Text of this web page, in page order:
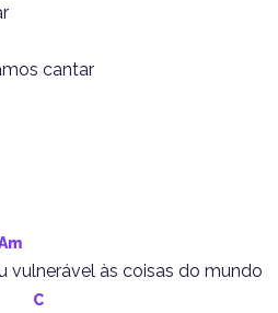
cantar
vulnerável às coisas do mundo
C